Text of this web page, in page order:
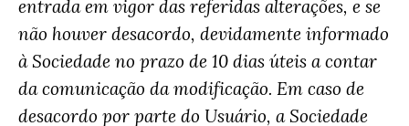
entrada em vigor das referidas alterações, e se
não houver desacordo, devidamente informado
à Sociedade no prazo de 10 dias úteis a contar
da comunicação da modificação. Em caso de
desacordo por parte do Usuário, a Sociedade